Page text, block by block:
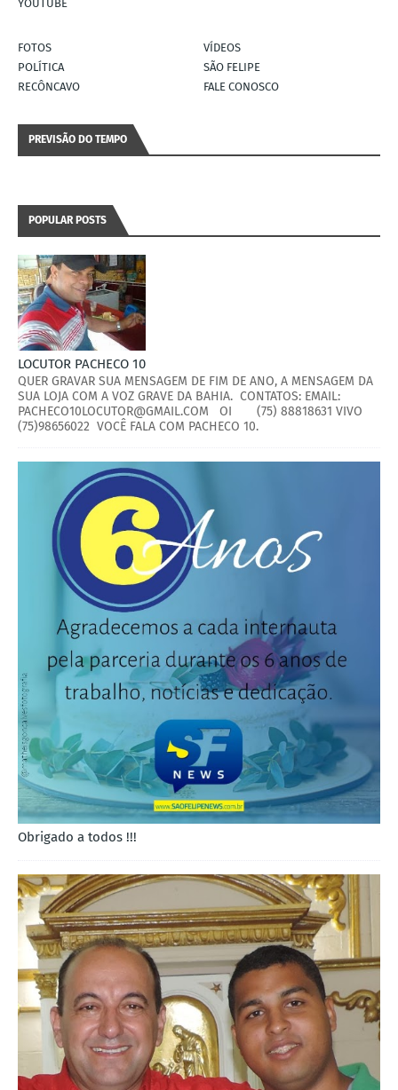
YOUTUBE
FOTOS
VÍDEOS
POLÍTICA
SÃO FELIPE
RECÔNCAVO
FALE CONOSCO
PREVISÃO DO TEMPO
POPULAR POSTS
LOCUTOR PACHECO 10
QUER GRAVAR SUA MENSAGEM DE FIM DE ANO, A MENSAGEM DA
SUA LOJA COM A VOZ GRAVE DA BAHIA. CONTATOS: EMAIL:
PACHECO10LOCUTOR@GMAIL.COM OI (75) 88818631 VIVO
(75)98656022 VOCÊ FALA COM PACHECO 10.
Obrigado a todos !!!